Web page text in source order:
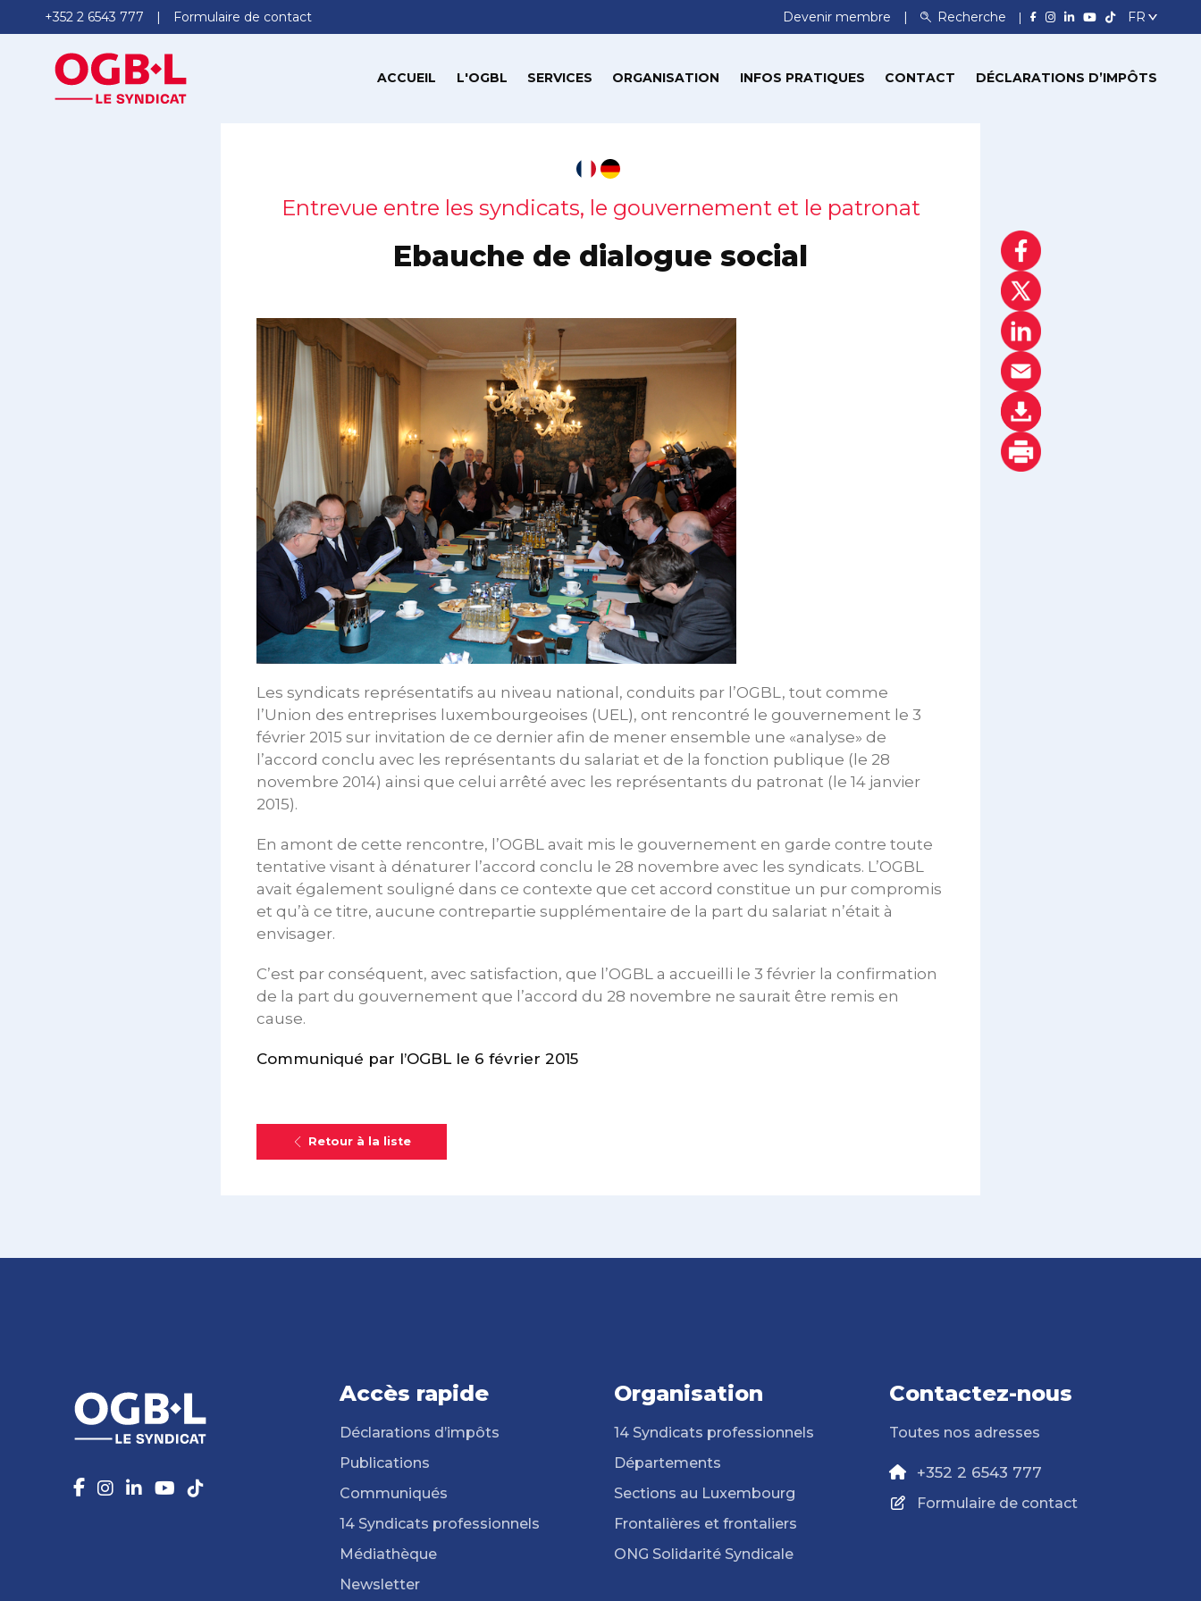
+352 2 6543 777 Formulaire de contact Devenir membre Recherche
ACCUEIL L'OGBL SERVICES ORGANISATION INFOS PRATIQUES CONTACT DÉCLARATIONS D’IMPÔTS
Entrevue entre les syndicats, le gouvernement et le patronat
Ebauche de dialogue social
Les syndicats représentatifs au niveau national, conduits par l’OGBL, tout comme
l’Union des entreprises luxembourgeoises (UEL), ont rencontré le gouvernement le 3
février 2015 sur invitation de ce dernier afin de mener ensemble une «analyse» de
l’accord conclu avec les représentants du salariat et de la fonction publique (le 28
novembre 2014) ainsi que celui arrêté avec les représentants du patronat (le 14 janvier
2015).
En amont de cette rencontre, l’OGBL avait mis le gouvernement en garde contre toute
tentative visant à dénaturer l’accord conclu le 28 novembre avec les syndicats. L’OGBL
avait également souligné dans ce contexte que cet accord constitue un pur compromis
et qu’à ce titre, aucune contrepartie supplémentaire de la part du salariat n’était à
envisager.
C’est par conséquent, avec satisfaction, que l’OGBL a accueilli le 3 février la confirmation
de la part du gouvernement que l’accord du 28 novembre ne saurait être remis en
cause.
Communiqué par l’OGBL le 6 février 2015
Retour à la liste
Accès rapide
Déclarations d’impôts
Publications
Communiqués
14 Syndicats professionnels
Médiathèque
Newsletter
Organisation
14 Syndicats professionnels
Départements
Sections au Luxembourg
Frontalières et frontaliers
ONG Solidarité Syndicale
Contactez-nous
Toutes nos adresses
+352 2 6543 777
Formulaire de contact